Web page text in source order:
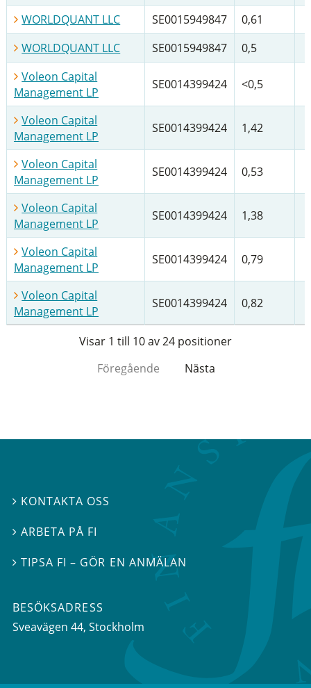
WORLDQUANT LLC
SE0015949847
0,61
WORLDQUANT LLC
SE0015949847
0,5
Voleon Capital
Management LP
SE0014399424 <0,5
Voleon Capital
Management LP
SE0014399424 1,42
Voleon Capital
Management LP
SE0014399424 0,53
Voleon Capital
Management LP
SE0014399424 1,38
Voleon Capital
Management LP
SE0014399424 0,79
Voleon Capital
Management LP
SE0014399424 0,82
Visar 1 till 10 av 24 positioner
Föregående
Nästa
 KONTAKTA OSS
 ARBETA PÅ FI
TIPSA FI – GÖR EN ANMÄLAN
BESÖKSADRESS
Sveavägen 44, Stockholm